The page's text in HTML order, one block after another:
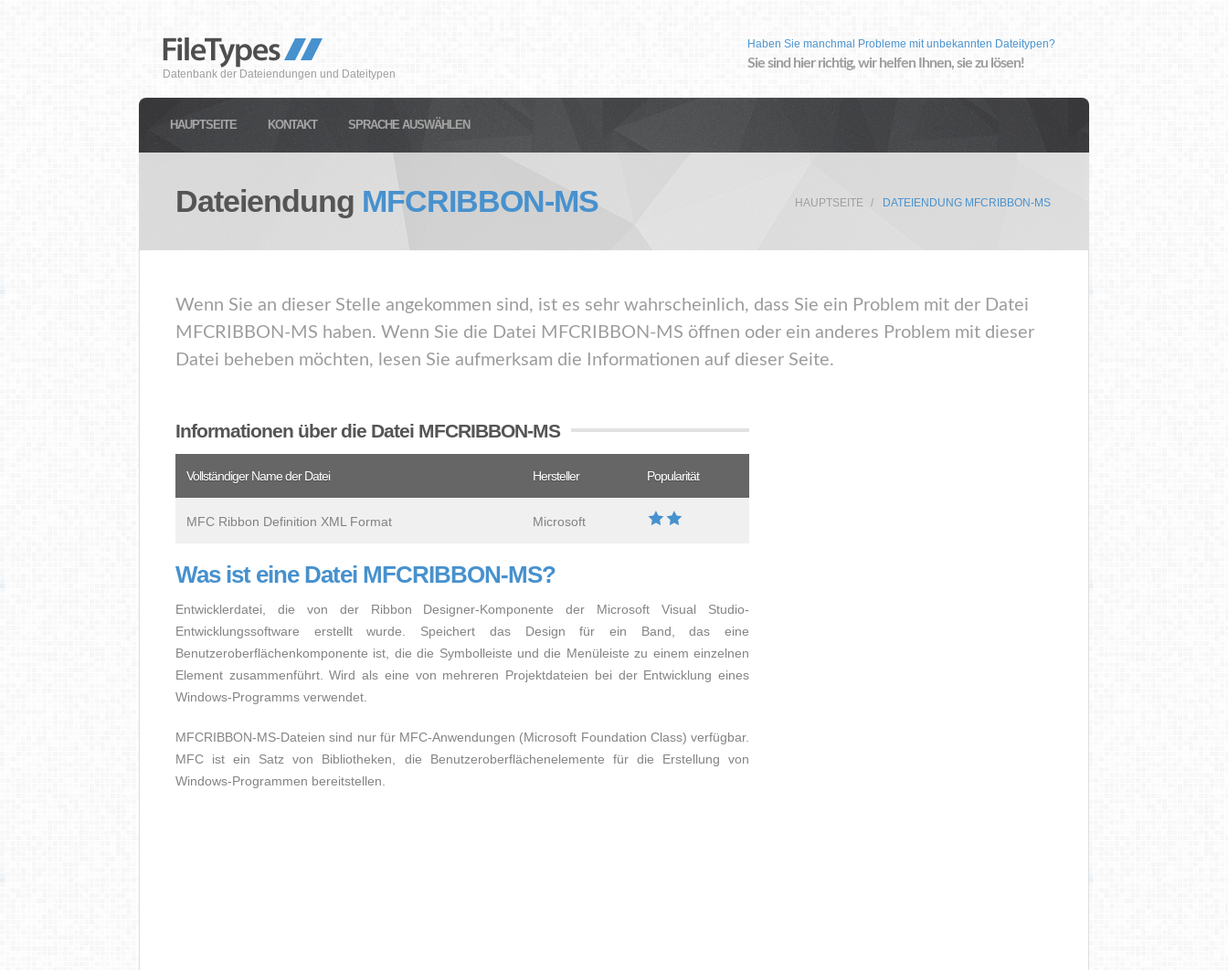
Datenbank der Dateiendungen und Dateitypen
Haben Sie manchmal Probleme mit unbekannten Dateitypen?
Sie sind hier richtig, wir helfen Ihnen, sie zu lösen!
HAUPTSEITE KONTAKT SPRACHE AUSWÄHLEN
Dateiendung MFCRIBBON-MS HAUPTSEITE DATEIENDUNG MFCRIBBON-MS
Wenn Sie an dieser Stelle angekommen sind, ist es sehr wahrscheinlich, dass Sie ein Problem mit der Datei
MFCRIBBON-MS haben. Wenn Sie die Datei MFCRIBBON-MS öffnen oder ein anderes Problem mit dieser
Datei beheben möchten, lesen Sie aufmerksam die Informationen auf dieser Seite.
Informationen über die Datei MFCRIBBON-MS
Vollständiger Name der Datei Hersteller Popularität
MFC Ribbon Definition XML Format Microsoft
Was ist eine Datei MFCRIBBON-MS?
Entwicklerdatei, die von der Ribbon Designer-Komponente der Microsoft Visual Studio-
Entwicklungssoftware erstellt wurde. Speichert das Design für ein Band, das eine
Benutzeroberflächenkomponente ist, die die Symbolleiste und die Menüleiste zu einem einzelnen
Element zusammenführt. Wird als eine von mehreren Projektdateien bei der Entwicklung eines
Windows-Programms verwendet.
MFCRIBBON-MS-Dateien sind nur für MFC-Anwendungen (Microsoft Foundation Class) verfügbar.
MFC ist ein Satz von Bibliotheken, die Benutzeroberflächenelemente für die Erstellung von
Windows-Programmen bereitstellen.